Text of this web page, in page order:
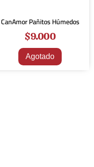
CanAmor Pañitos Húmedos
$9.000
Agotado